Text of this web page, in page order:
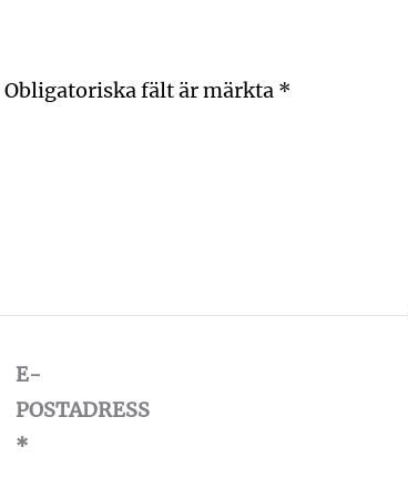
Obligatoriska fält är märkta *
E-
POSTADRESS
*